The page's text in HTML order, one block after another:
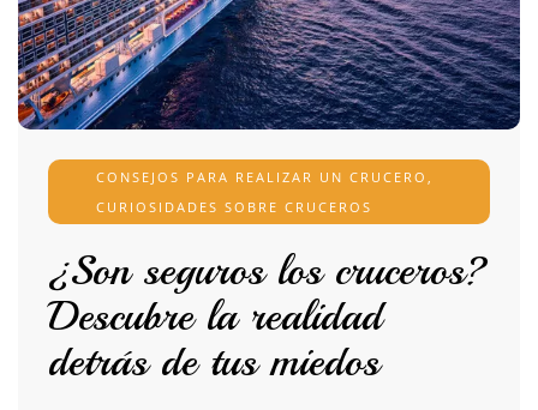
CONSEJOS PARA REALIZAR UN CRUCERO ,
CURIOSIDADES SOBRE CRUCEROS
¿Son seguros los cruceros?
Descubre la realidad
detrás de tus miedos